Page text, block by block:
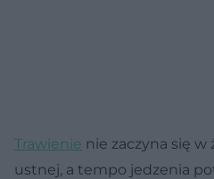
Trawienie nie zaczyna się w
ustnej, a tempo jedzenia